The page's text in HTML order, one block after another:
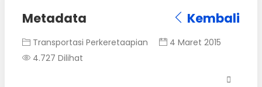
Metadata Kembali
Transportasi Perkeretaapian
4 Maret 2015
4.727 Dilihat